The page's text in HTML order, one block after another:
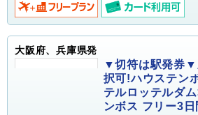
大阪府、兵庫県発
▼切符は駅発券▼
択可!ハウステン
テルロッテルダ
ンボス フリー3日